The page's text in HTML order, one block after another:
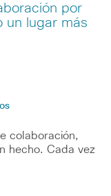
por
un lugar más
colaboración,
hecho. Cada vez